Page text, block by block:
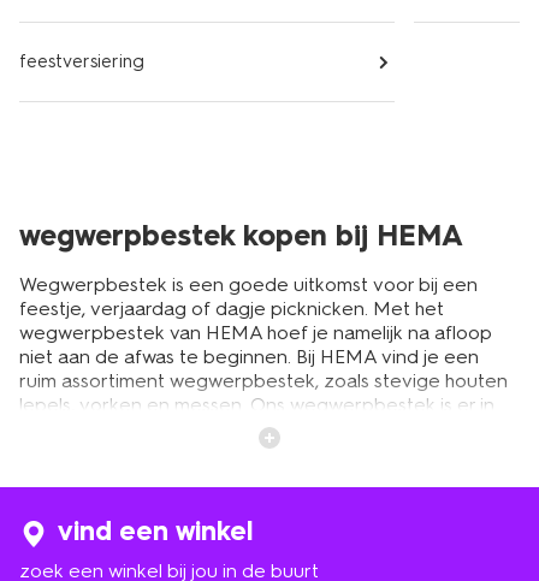
feestversiering
wegwerpbestek kopen bij HEMA
Wegwerpbestek is een goede uitkomst voor bij een
feestje, verjaardag of dagje picknicken. Met het
wegwerpbestek van HEMA hoef je namelijk na afloop
niet aan de afwas te beginnen. Bij HEMA vind je een
ruim assortiment wegwerpbestek, zoals stevige houten
lepels, vorken en messen. Ons wegwerpbestek is er in
verschillende materialen en sets, zodat je altijd vindt wat
past bij jouw gelegenheid. In deze tekst lees je meer
vind een winkel
zoek een winkel bij jou in de buurt